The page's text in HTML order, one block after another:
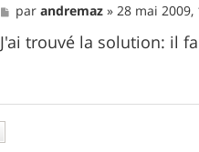
M
e
s
s
parandremaz »28 mai 2009,
J'ai trouvé la solution: il